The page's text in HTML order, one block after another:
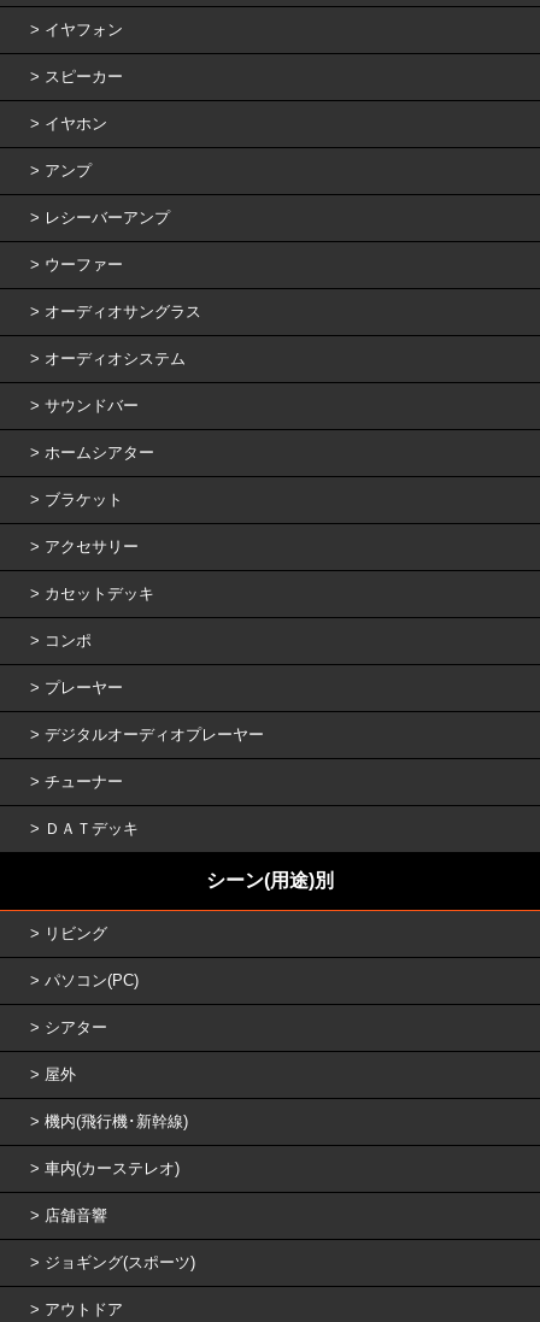
イヤフォン
スピーカー
イヤホン
アンプ
レシーバーアンプ
ウーファー
オーディオサングラス
オーディオシステム
サウンドバー
ホームシアター
ブラケット
アクセサリー
カセットデッキ
コンポ
プレーヤー
デジタルオーディオプレーヤー
チューナー
ＤＡＴデッキ
シーン(用途)別
リビング
パソコン(PC)
シアター
屋外
機内(飛行機･新幹線)
車内(カーステレオ)
店舗音響
ジョギング(スポーツ)
アウトドア